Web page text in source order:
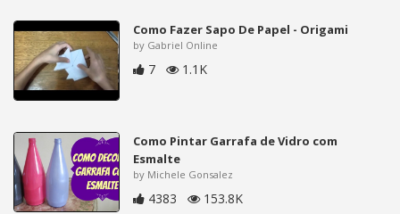
Como Fazer Sapo De Papel - Origami
by Gabriel Online
7 1.1K
Como Pintar Garrafa de Vidro com
Esmalte
by Michele Gonsalez
4383 153.8K